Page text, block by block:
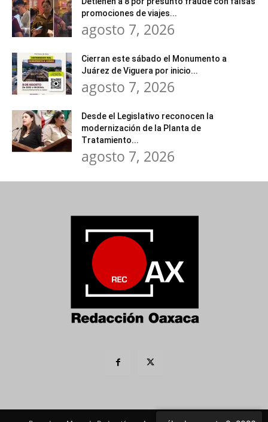
promociones de viajes...
agosto 7, 2026
Cierran este sábado el Monumento a
Juárez de Viguera por inicio...
agosto 7, 2026
Desde el Legislativo reconocen la
modernización de la Planta de
Tratamiento...
agosto 7, 2026